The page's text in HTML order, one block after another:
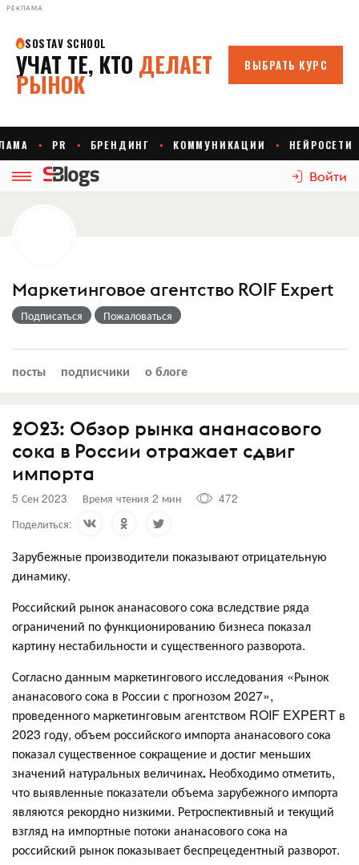
РЕКЛАМА
Войти
Маркетинговое агентство ROIF Expert
Подписаться Пожаловаться
посты подписчики о блоге
2023: Обзор рынка ананасового
сока в России отражает сдвиг
импорта
5 Сен 2023 Время чтения 2 мин
472
Поделиться:
Зарубежные производители показывают отрицательную
динамику.
Российский рынок ананасового сока вследствие ряда
ограничений по функционированию бизнеса показал
картину нестабильности и существенного разворота.
Согласно данным маркетингового исследования «Рынок
ананасового сока в России с прогнозом 2027»,
проведенного маркетинговым агентством ROIF EXPERT в
2023 году, объем российского импорта ананасового сока
показал существенное сокращение и достиг меньших
значений натуральных величинах. Необходимо отметить,
что выявленные показатели объема зарубежного импорта
являются рекордно низкими. Ретроспективный и текущий
взгляд на импортные потоки ананасового сока на
российский рынок показывает беспрецедентный разворот.